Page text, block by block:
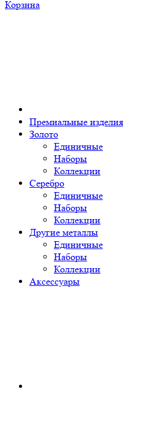
Корзина
Премиальные изделия
Золото
Единичные
Наборы
Коллекции
Серебро
Единичные
Наборы
Коллекции
Другие металлы
Единичные
Наборы
Коллекции
Аксессуары